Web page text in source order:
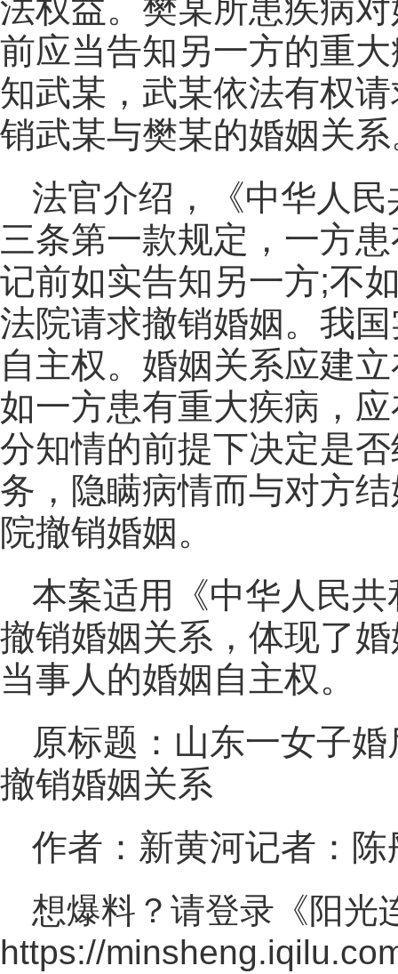
法权益。樊某所患疾病
前应当告知另一方的重
知武某，武某依法有权
销武某与樊某的婚姻关
法官介绍，《中华人
三条第一款规定，一方
记前如实告知另一方;不
法院请求撤销婚姻。我
自主权。婚姻关系应建
如一方患有重大疾病，
分知情的前提下决定是
务，隐瞒病情而与对方
院撤销婚姻。
本案适用《中华人民
撤销婚姻关系，体现了
当事人的婚姻自主权。
原标题：山东一女子
撤销婚姻关系
作者：新黄河记者：陈
想爆料？请登录《阳光
https://